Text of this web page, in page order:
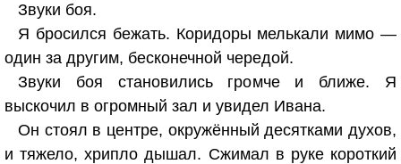
Звуки боя.
Я бросился бежать. Коридоры мелькали мимо —
один за другим, бесконечной чередой.
Звуки боя становились громче и ближе. Я
выскочил в огромный зал и увидел Ивана.
Он стоял в центре, окружённый десятками духов,
и тяжело, хрипло дышал. Сжимал в руке короткий